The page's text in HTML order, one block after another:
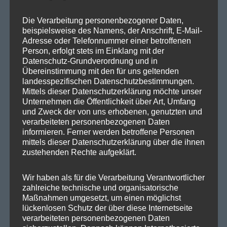
SPD Bundestragsfraktion
SPD Berlin
SPD Fraktion Berlin
SPD Reinickendorf
SPD Fraktion in der BVV
SPD Berliner Mitte
Wichtige Links
SPD in Startseite
Datenschutzerklärung
Die Verarbeitung personenbezogener Daten,
beispielsweise des Namens, der Anschrift, E-Mail-
Adresse oder Telefonnummer einer betroffenen
Person, erfolgt stets im Einklang mit der
Datenschutz-Grundverordnung und in
Übereinstimmung mit den für uns geltenden
landesspezifischen Datenschutzbestimmungen.
Mittels dieser Datenschutzerklärung möchte unser
Unternehmen die Öffentlichkeit über Art, Umfang
und Zweck der von uns erhobenen, genutzten und
verarbeiteten personenbezogenen Daten
informieren. Ferner werden betroffene Personen
mittels dieser Datenschutzerklärung über die ihnen
zustehenden Rechte aufgeklärt.
Wir haben als für die Verarbeitung Verantwortlicher
zahlreiche technische und organisatorische
Maßnahmen umgesetzt, um einen möglichst
lückenlosen Schutz der über diese Internetseite
verarbeiteten personenbezogenen Daten